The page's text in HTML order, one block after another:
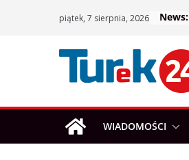
piątek, 7 sierpnia, 2026 News:
WIADOMOŚCI